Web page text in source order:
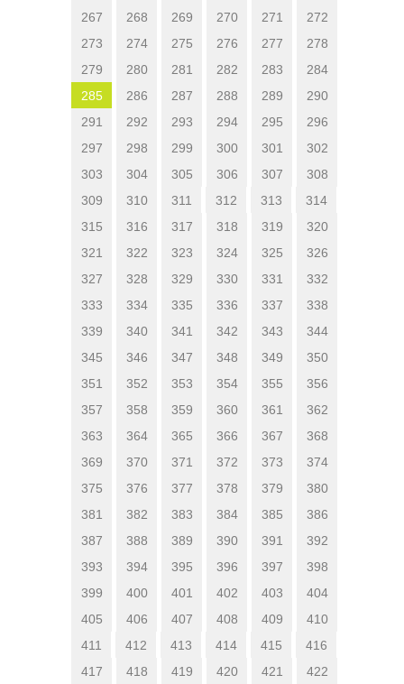
267
268 269 270 271
272
273
274 275 276 277
278
279
280 281 282 283
284
285
286 287 288 289
290
291
292 293 294 295
296
297
298 299 300 301
302
303
304 305 306 307
308
309
310 311 312 313
314
315
316 317 318 319
320
321
322 323 324 325
326
327
328 329 330 331
332
333
334 335 336 337
338
339
340 341 342 343
344
345
346 347 348 349
350
351
352 353 354 355
356
357
358 359 360 361
362
363
364 365 366 367
368
369
370 371 372 373
374
375
376 377 378 379
380
381
382 383 384 385
386
387
388 389 390 391
392
393
394 395 396 397
398
399
400 401 402 403
404
405
406 407 408 409
410
411
412 413 414 415
416
417
418 419 420 421 422